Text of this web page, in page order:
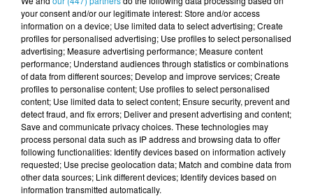
your consent and/or our legitimate interest: Store and/or access
information on a device; Use limited data to select advertising; Create
profiles for personalised advertising; Use profiles to select personalised
advertising; Measure advertising performance; Measure content
performance; Understand audiences through statistics or combinations
of data from different sources; Develop and improve services; Create
profiles to personalise content; Use profiles to select personalised
content; Use limited data to select content; Ensure security, prevent and
detect fraud, and fix errors; Deliver and present advertising and content;
Save and communicate privacy choices. These technologies may
process personal data such as IP address and browsing data to offer
following functionalities: Identify devices based on information actively
requested; Use precise geolocation data; Match and combine data from
other data sources; Link different devices; Identify devices based on
information transmitted automatically.